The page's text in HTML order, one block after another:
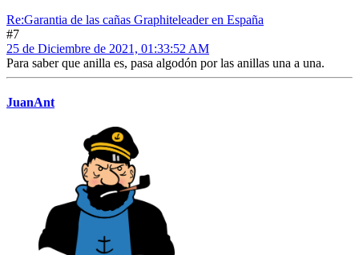
Re:Garantia de las cañas Graphiteleader en España
#7
25 de Diciembre de 2021, 01:33:52 AM
Para saber que anilla es, pasa algodón por las anillas una a una.
JuanAnt